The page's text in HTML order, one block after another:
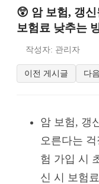
😲 암 보험, 갱신
보험료 낮추는
작성자: 관리자
이전 게시글 다
암 보험, 갱
오른다는
험 가입 시
신 시 보험